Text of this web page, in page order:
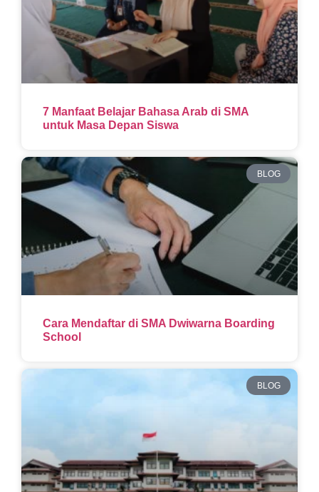
7 Manfaat Belajar Bahasa Arab di SMA
untuk Masa Depan Siswa
BLOG
Cara Mendaftar di SMA Dwiwarna Boarding
School
BLOG